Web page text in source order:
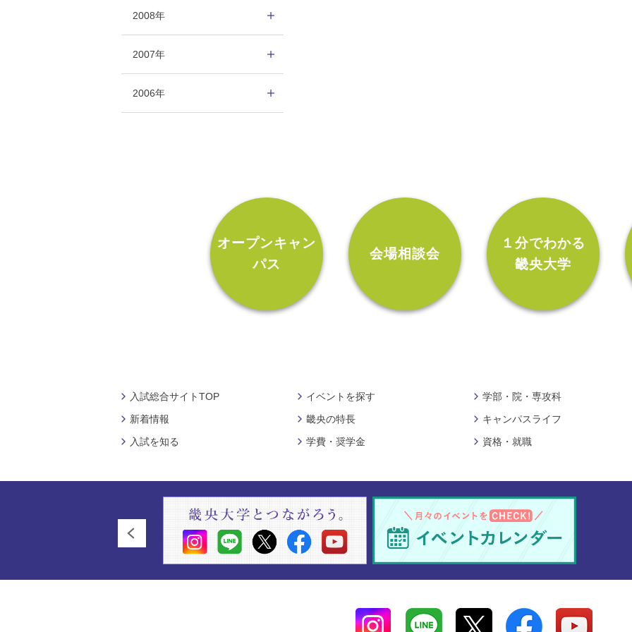
2008年
2007年
2006年
オープンキャン
パス
会場相談会
１分でわかる
畿央大学
入試総合サイトTOP
新着情報
入試を知る
イベントを探す
畿央の特長
学費・奨学金
学部・院・専攻科
キャンパスライフ
資格・就職